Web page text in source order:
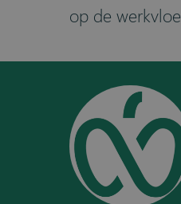
op de